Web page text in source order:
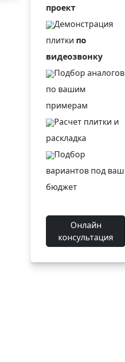
проект
Демонстрация
плитки по
видеозвонку
Подбор аналогов
по вашим
примерам
Расчет плитки и
раскладка
Подбор
вариантов под ваш
бюджет
Онлайн
консультация